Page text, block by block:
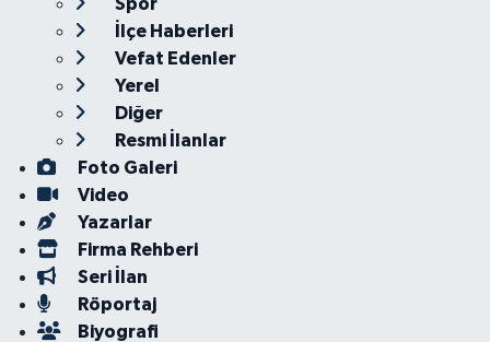
Spor
İlçe Haberleri
Vefat Edenler
Yerel
Diğer
Resmi İlanlar
Foto Galeri
Video
Yazarlar
Firma Rehberi
Seri İlan
Röportaj
Biyografi